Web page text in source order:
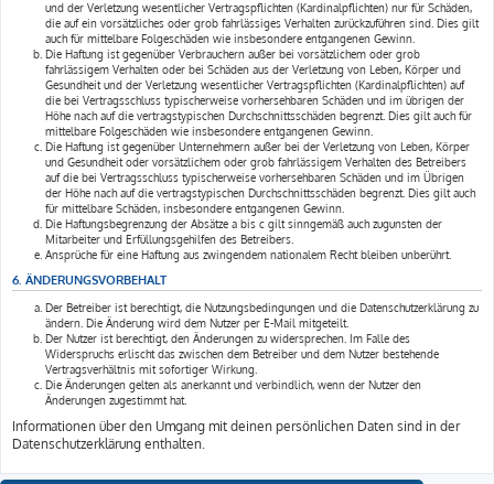
und der Verletzung wesentlicher Vertragspflichten (Kardinalpflichten) nur für Schäden,
die auf ein vorsätzliches oder grob fahrlässiges Verhalten zurückzuführen sind. Dies gilt
auch für mittelbare Folgeschäden wie insbesondere entgangenen Gewinn.
Die Haftung ist gegenüber Verbrauchern außer bei vorsätzlichem oder grob
fahrlässigem Verhalten oder bei Schäden aus der Verletzung von Leben, Körper und
Gesundheit und der Verletzung wesentlicher Vertragspflichten (Kardinalpflichten) auf
die bei Vertragsschluss typischerweise vorhersehbaren Schäden und im übrigen der
Höhe nach auf die vertragstypischen Durchschnittsschäden begrenzt. Dies gilt auch für
mittelbare Folgeschäden wie insbesondere entgangenen Gewinn.
Die Haftung ist gegenüber Unternehmern außer bei der Verletzung von Leben, Körper
und Gesundheit oder vorsätzlichem oder grob fahrlässigem Verhalten des Betreibers
auf die bei Vertragsschluss typischerweise vorhersehbaren Schäden und im Übrigen
der Höhe nach auf die vertragstypischen Durchschnittsschäden begrenzt. Dies gilt auch
für mittelbare Schäden, insbesondere entgangenen Gewinn.
Die Haftungsbegrenzung der Absätze a bis c gilt sinngemäß auch zugunsten der
Mitarbeiter und Erfüllungsgehilfen des Betreibers.
Ansprüche für eine Haftung aus zwingendem nationalem Recht bleiben unberührt.
6. ÄNDERUNGSVORBEHALT
Der Betreiber ist berechtigt, die Nutzungsbedingungen und die Datenschutzerklärung zu
ändern. Die Änderung wird dem Nutzer per E-Mail mitgeteilt.
Der Nutzer ist berechtigt, den Änderungen zu widersprechen. Im Falle des
Widerspruchs erlischt das zwischen dem Betreiber und dem Nutzer bestehende
Vertragsverhältnis mit sofortiger Wirkung.
Die Änderungen gelten als anerkannt und verbindlich, wenn der Nutzer den
Änderungen zugestimmt hat.
Informationen über den Umgang mit deinen persönlichen Daten sind in der
Datenschutzerklärung enthalten.